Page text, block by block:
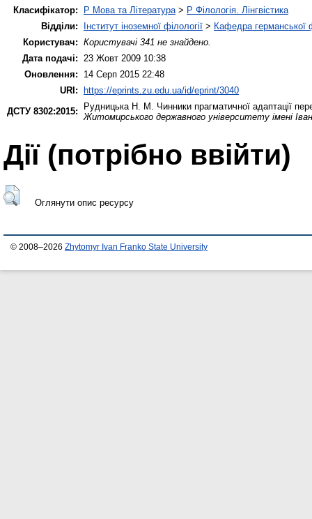
Класифікатор:
P Мова та Література > P Філологія. Лінгвістика
Відділи:
Інститут іноземної філології > Кафедра германської
Користувач: Користувачі 341 не знайдено.
Дата подачі:
23 Жовт 2009 10:38
Оновлення:
14 Серп 2015 22:48
URI: https://eprints.zu.edu.ua/id/eprint/3040
ДСТУ 8302:2015:
Рудницька Н. М.
Чинники прагматичної адаптації
Житомирського державного університету імені
Дії ​​(потрібно ввійти)
Оглянути опис ресурсу
© 2008–2026 Zhytomyr Ivan Franko State University